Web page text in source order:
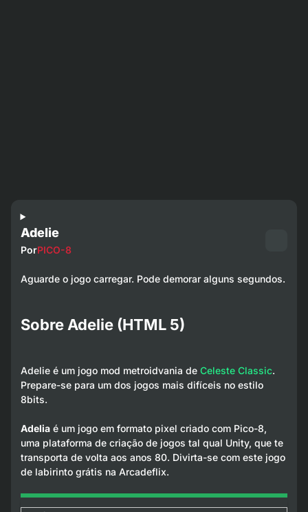
Adelie
PorPICO-8
Aguarde o jogo carregar. Pode demorar alguns segundos.
Sobre Adelie (HTML 5)
Adelie é um jogo mod metroidvania de Celeste Classic.
Prepare-se para um dos jogos mais difíceis no estilo
8bits.
Adeliaé um jogo em formato pixel criado com Pico-8,
uma plataforma de criação de jogos tal qual Unity, que te
transporta de volta aos anos 80. Divirta-se com este jogo
de labirinto grátis na Arcadeflix.